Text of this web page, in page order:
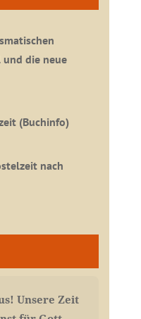
und die neue
(Buchinfo)
nach
Unsere Zeit